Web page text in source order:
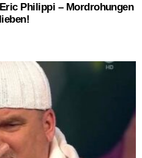
Philippi – Mordrohungen